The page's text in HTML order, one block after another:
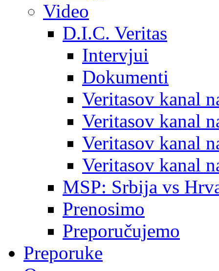
Video
D.I.C. Veritas
Intervjui
Dokumenti
Veritasov kanal
Veritasov kanal
Veritasov kanal
Veritasov kanal
MSP: Srbija vs
Prenosimo
Preporučujemo
Preporuke